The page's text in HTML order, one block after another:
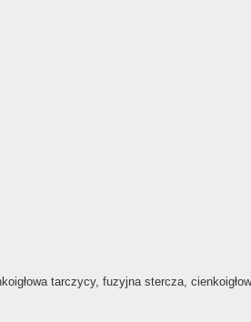
tarczycy, fuzyjna stercza,